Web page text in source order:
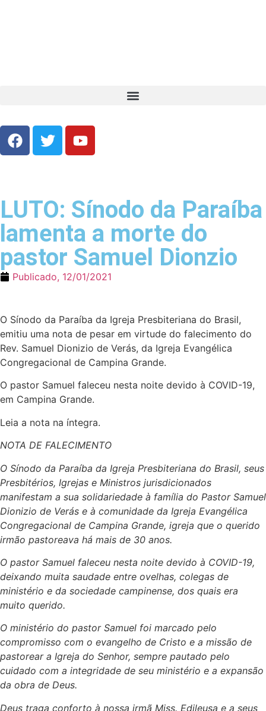
LUTO: Sínodo da Paraíba
lamenta a morte do
pastor Samuel Dionzio
Publicado, 12/01/2021
O Sínodo da Paraíba da Igreja Presbiteriana do Brasil,
emitiu uma nota de pesar em virtude do falecimento do
Rev. Samuel Dionizio de Verás, da Igreja Evangélica
Congregacional de Campina Grande.
O pastor Samuel faleceu nesta noite devido à COVID-19,
em Campina Grande.
Leia a nota na íntegra.
NOTA DE FALECIMENTO
O Sínodo da Paraíba da Igreja Presbiteriana do Brasil, seus
Presbitérios, Igrejas e Ministros jurisdicionados
manifestam a sua solidariedade à família do Pastor Samuel
Dionizio de Verás e à comunidade da Igreja Evangélica
Congregacional de Campina Grande, igreja que o querido
irmão pastoreava há mais de 30 anos.
O pastor Samuel faleceu nesta noite devido à COVID-19,
deixando muita saudade entre ovelhas, colegas de
ministério e da sociedade campinense, dos quais era
muito querido.
O ministério do pastor Samuel foi marcado pelo
compromisso com o evangelho de Cristo e a missão de
pastorear a Igreja do Senhor, sempre pautado pelo
cuidado com a integridade de seu ministério e a expansão
da obra de Deus.
Deus traga conforto à nossa irmã Miss. Edileusa e a seus